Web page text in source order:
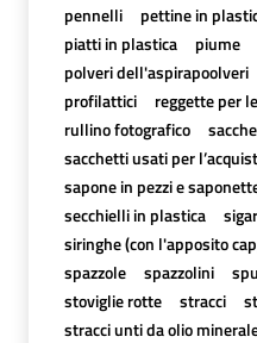
pennelli
pettine in
piatti in plastica
piume
polveri dell'aspirapoolveri
profilattici
reggette per
rullino fotografico
sacchetti usati per
sapone in pezzi e
secchielli in plastica
siringhe (con l'apposito
spazzole
spazzolini
stoviglie rotte
stracci
stracci unti da olio